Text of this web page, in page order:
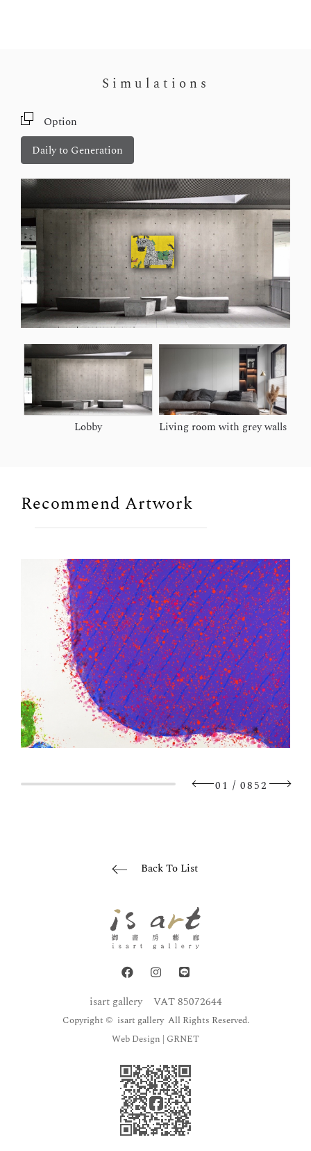
Simulations
Option
Daily to Generation
Lobby Living room with grey walls
Recommend Artwork
01 / 0852
Back To List
isart gallery VAT 85072644
Copyright © isart gallery All Rights Reserved.
Web Design | GRNET